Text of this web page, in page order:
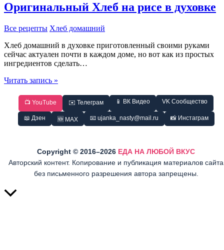
Оригинальный Хлеб на рисе в духовке
Все рецепты Хлеб домашний
Хлеб домашний в духовке приготовленный своими руками
сейчас актуален почти в каждом доме, но вот как из простых
ингредиентов сделать…
Оригинальный
духовке
Читать запись »
📺 YouTube ✉️ Телеграм 📱 ВК Видео VK Сообщество
📖 Дзен 🆕 MAX 📧 ujanka_nasty@mail.ru 📸 Инстаграм
Copyright © 2016–2026 ЕДА НА ЛЮБОЙ ВКУС
Авторский контент. Копирование и публикация материалов сайта
без письменного разрешения автора запрещены.